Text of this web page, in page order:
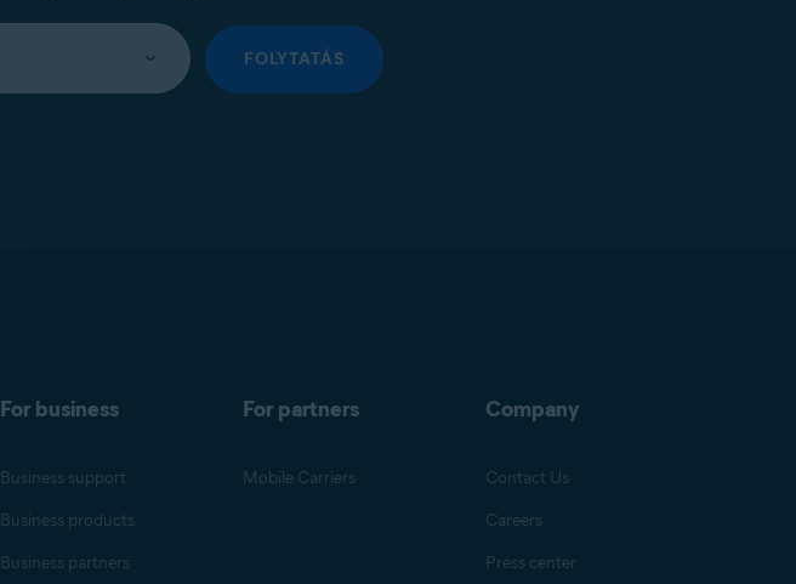
FOLYTATÁS
For business
Business support
Business products
Business partners
For partners
Mobile Carriers
Company
Contact Us
Careers
Press center